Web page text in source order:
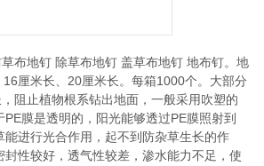
草布地钉 除草布地钉 盖草布地钉 地布钉。地
厘米长、20厘米长。每箱1000个。大部分
阻止植物根系钻出地面，一般采用吹塑的
膜是透明的，阳光能够透过PE膜照射到
能进行光合作用，起不到防杂草生长的作
封性较好，透气性较差，渗水能力不足，使